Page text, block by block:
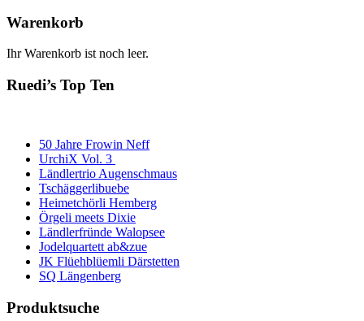
Warenkorb
Ihr Warenkorb ist noch leer.
Ruedi’s Top Ten
50 Jahre Frowin Neff
UrchiX Vol. 3
Ländlertrio Augenschmaus
Tschäggerlibuebe
Heimetchörli Hemberg
Örgeli meets Dixie
Ländlerfründe Walopsee
Jodelquartett ab&zue
JK Flüehblüemli Därstetten
SQ Längenberg
Produktsuche